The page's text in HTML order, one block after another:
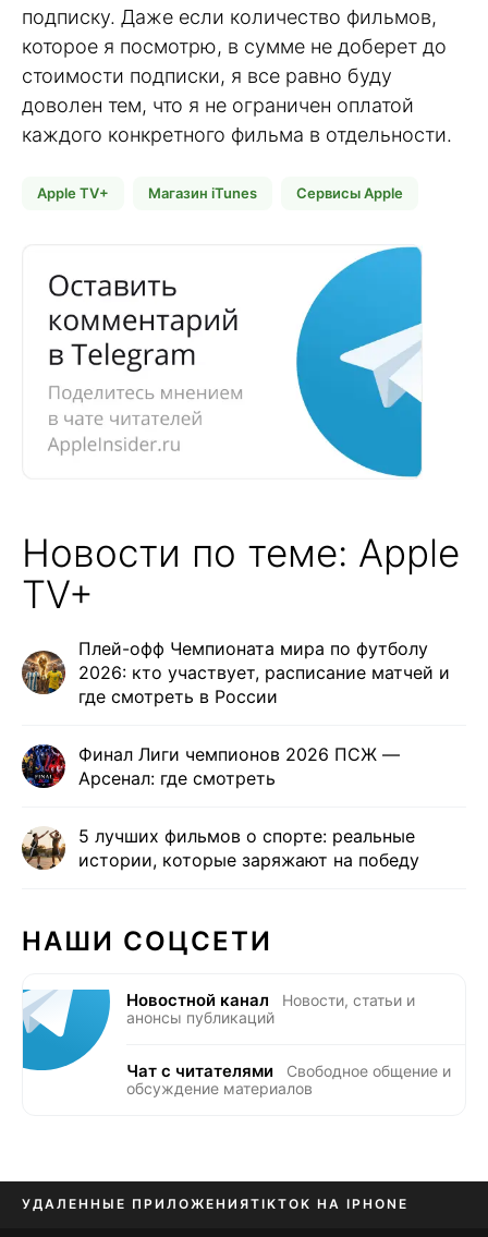
подписку. Даже если количество фильмов,
которое я посмотрю, в сумме не доберет до
стоимости подписки, я все равно буду
доволен тем, что я не ограничен оплатой
каждого конкретного фильма в отдельности.
Apple TV+ Магазин iTunes Сервисы Apple
Новости по теме: Apple
TV+
Плей-офф Чемпионата мира по футболу
2026: кто участвует, расписание матчей и
где смотреть в России
Финал Лиги чемпионов 2026 ПСЖ —
Арсенал: где смотреть
5 лучших фильмов о спорте: реальные
истории, которые заряжают на победу
НАШИ СОЦСЕТИ
Новостной канал
Новости, статьи и
анонсы публикаций
Чат с читателями
Свободное общение и
обсуждение материалов
УДАЛЕННЫЕ ПРИЛОЖЕНИЯTIKTOK НА IPHONE